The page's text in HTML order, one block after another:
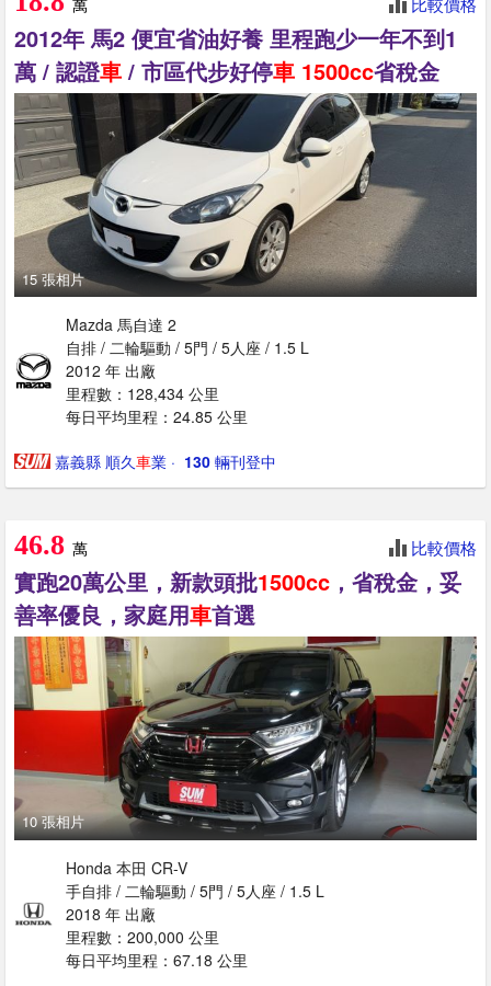
萬
2012年 馬2 便宜省油好養 里程跑少一年不到1
萬 / 認證車/ 市區代步好停車 1500cc省稅金
15 張相片
Mazda 馬自達 2
自排 / 二輪驅動 / 5門 / 5人座 / 1.5 L
2012 年 出廠
里程數：128,434 公里
每日平均里程：24.85 公里
嘉義縣 順久車業 · ‎ 130 輛刊登中
46.8 萬 比較價格
實跑20萬公里，新款頭批1500cc ，省稅金，妥
善率優良，家庭用車首選
10 張相片
Honda 本田 CR-V
手自排 / 二輪驅動 / 5門 / 5人座 / 1.5 L
2018 年 出廠
里程數：200,000 公里
每日平均里程：67.18 公里